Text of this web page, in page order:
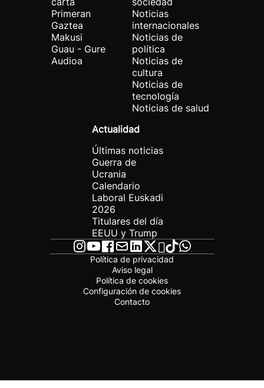
Primeran
Gaztea
Makusi
Guau - Gure
Audioa
Noticias
internacionales
Noticias de
política
Noticias de
cultura
Noticias de
tecnología
Noticias de salud
Actualidad
Últimas noticias
Guerra de
Ucrania
Calendario
Laboral Euskadi
2026
Titulares del día
EEUU y Trump
Política de privacidad
Aviso legal
Política de cookies
Configuración de cookies
Contacto